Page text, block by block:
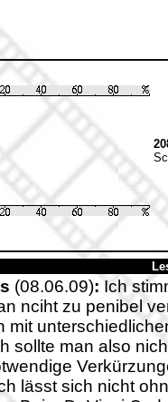
(08.06.09): Ich
nciht zu penibel
mit
sollte man also
lässt sich nicht